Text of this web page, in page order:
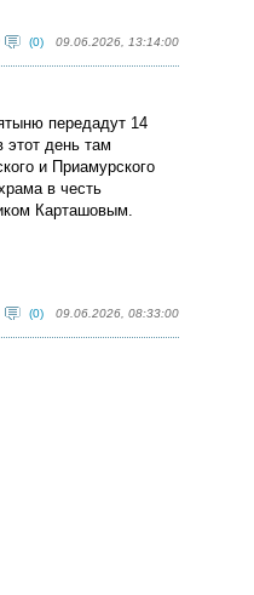
(0) 09.06.2026, 13:14:00
передадут 14
день там
и Приамурского
в честь
Карташовым.
(0) 09.06.2026, 08:33:00